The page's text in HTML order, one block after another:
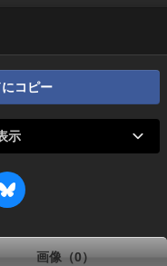
コピー
示
画像（0）